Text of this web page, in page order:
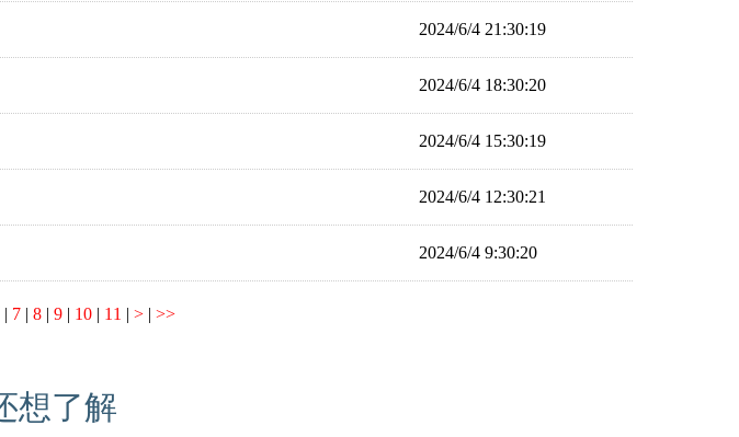
2024/6/4 21:30:19
2024/6/4 18:30:20
2024/6/4 15:30:19
2024/6/4 12:30:21
2024/6/4 9:30:20
| 7 | 8 | 9 | 10 | 11 | > | >>
想了解